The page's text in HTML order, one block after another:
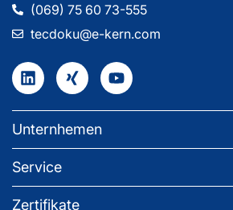
(069) 75 60 73-555
tecdoku@e-kern.com
Unternhemen
Service
Zertifikate